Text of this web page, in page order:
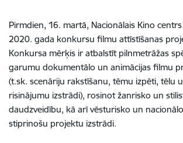
Pirmdien, 16. martā, Nacionālais Kino centrs
2020. gada konkursu filmu attīstīšanas
Konkursa mērķis ir atbalstīt pilnmetrāžas
garumu dokumentālo un animācijas filmu
(t.sk. scenāriju rakstīšanu, tēmu izpēti, tēlu
risinājumu izstrādi), rosinot žanrisko un
daudzveidību, kā arī vēsturisko un
stiprinošu projektu izstrādi.